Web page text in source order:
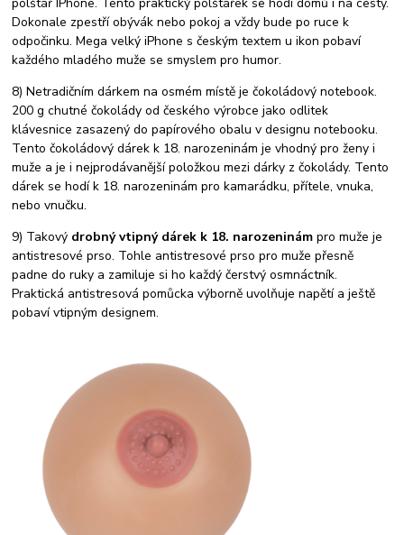
Dokonale zpestří obývák nebo pokoj a vždy bude po ruce k
odpočinku. Mega velký iPhone s českým textem u ikon pobaví
každého mladého muže se smyslem pro humor.
8) Netradičním dárkem na osmém místě je čokoládový notebook.
200 g chutné čokolády od českého výrobce jako odlitek
klávesnice zasazený do papírového obalu v designu notebooku.
Tento čokoládový dárek k 18. narozeninám je vhodný pro ženy i
muže a je i nejprodávanější položkou mezi dárky z čokolády. Tento
dárek se hodí k 18. narozeninám pro kamarádku, přítele, vnuka,
nebo vnučku.
9) Takový drobný vtipný dárek k 18. narozeninám pro muže je
antistresové prso. Tohle antistresové prso pro muže přesně
padne do ruky a zamiluje si ho každý čerstvý osmnáctník.
Praktická antistresová pomůcka výborně uvolňuje napětí a ještě
pobaví vtipným designem.